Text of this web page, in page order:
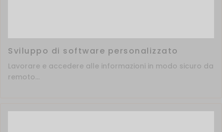
Sviluppo di software personalizzato
Lavorare e accedere alle informazioni in modo sicuro da
remoto...